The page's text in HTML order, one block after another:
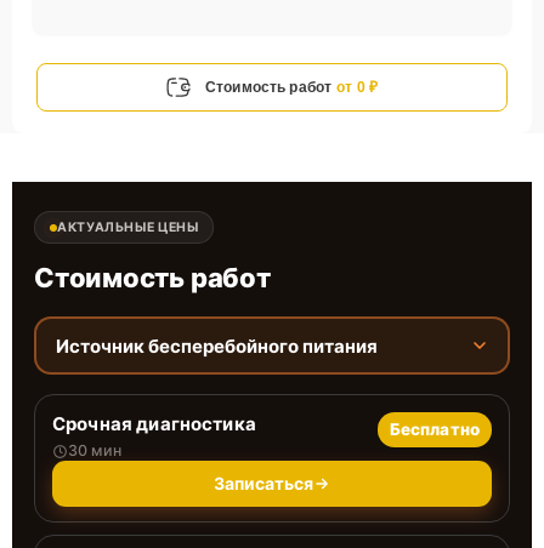
Стоимость работ от 0 ₽
АКТУАЛЬНЫЕ ЦЕНЫ
Стоимость работ
Источник бесперебойного питания
Срочная диагностика
30 мин
Бесплатно
Записаться